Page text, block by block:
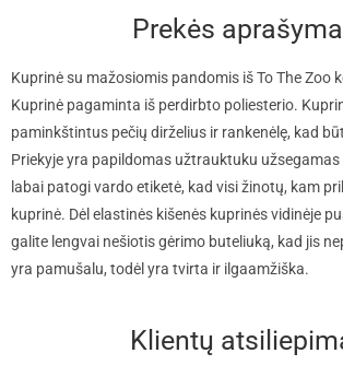
Prekės
Kuprinė su mažosiomis pandomis iš To The Zoo
Kuprinė pagaminta iš perdirbto poliesterio.
paminkštintus pečių dirželius ir rankenėlę, kad
Priekyje yra papildomas užtrauktuku užsegamas
labai patogi vardo etiketė, kad visi žinotų, kam
kuprinė. Dėl elastinės kišenės kuprinės vidinėje
galite lengvai nešiotis gėrimo buteliuką, kad jis
yra pamušalu, todėl yra tvirta ir ilgaamžiška.
Klientų